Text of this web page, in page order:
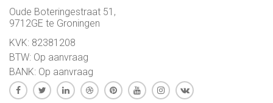
Oude Boteringestraat 51,
9712GE te Groningen
KVK: 82381208
BTW: Op aanvraag
BANK: Op aanvraag